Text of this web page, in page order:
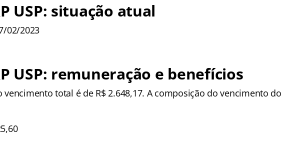
USP: situação atual
02/2023
USP: remuneração e benefícios
vencimento total é de R$ 2.648,17. A composição do vencimento do